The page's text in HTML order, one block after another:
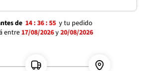
de 14 :36 :54 y tu pedido
entre 17/08/2026y20/08/2026